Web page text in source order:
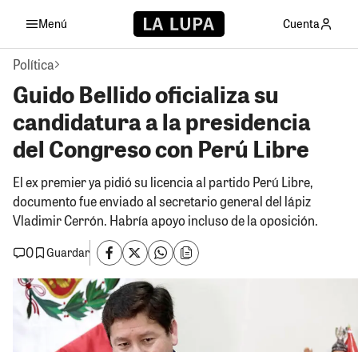
Menú Cuenta
Política
Guido Bellido oficializa su
candidatura a la presidencia
del Congreso con Perú Libre
El ex premier ya pidió su licencia al partido Perú Libre,
documento fue enviado al secretario general del lápiz
Vladimir Cerrón. Habría apoyo incluso de la oposición.
0
Guardar